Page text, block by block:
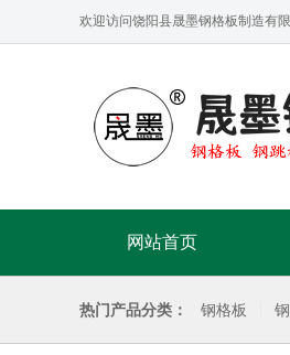
欢迎访问饶阳县晟墨钢格板制造有
网站首页
热门产品分类： 钢格板